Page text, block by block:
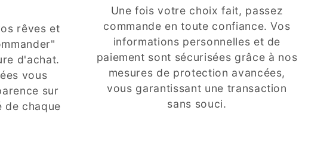
rêves et
d'achat.
vous
sur
de chaque
Une fois votre choix fait, passez
commande en toute confiance. Vos
informations personnelles et de
paiement sont sécurisées grâce à nos
mesures de protection avancées,
vous garantissant une transaction
sans souci.